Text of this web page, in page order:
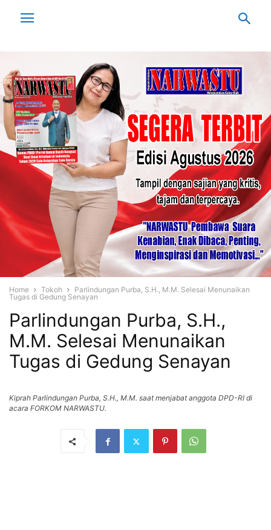
Home Tokoh
Parlindungan Purba, S.H., M.M. Selesai Menunaikan
Tugas di Gedung Senayan
Parlindungan Purba, S.H.,
M.M. Selesai Menunaikan
Tugas di Gedung Senayan
Kiprah Parlindungan Purba, S.H., M.M. saat menjabat anggota DPD-RI di
acara FORKOM NARWASTU.